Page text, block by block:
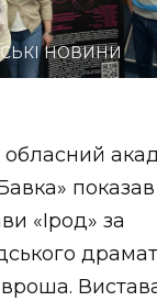
НОВИНИ
НОВИНИ
показав
«Ірод» за